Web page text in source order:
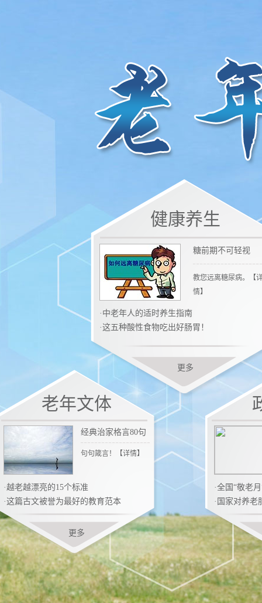
健康养生
糖前期不可轻视
教您远离糖尿病。【
情】
· 中老年人的适时养生指南
·这五种酸性食物吃出好肠胃！
更多
老年文体
经典治家格言80句
句句箴言！【详情】
·越老越漂亮的15个标准
·这篇古文被誉为最好的教育范本
更多
·全国“敬老月
· 国家对养老